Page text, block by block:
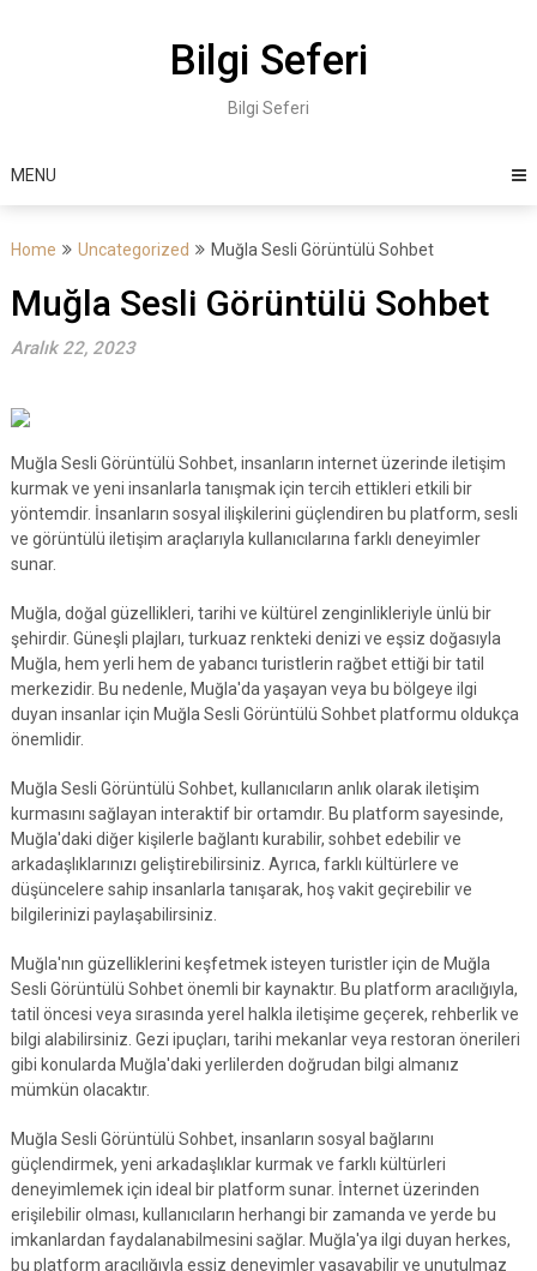
Bilgi Seferi
Bilgi Seferi
MENU
Home Uncategorized Muğla Sesli Görüntülü Sohbet
Muğla Sesli Görüntülü Sohbet
Aralık 22, 2023
Muğla Sesli Görüntülü Sohbet, insanların internet üzerinde iletişim
kurmak ve yeni insanlarla tanışmak için tercih ettikleri etkili bir
yöntemdir. İnsanların sosyal ilişkilerini güçlendiren bu platform, sesli
ve görüntülü iletişim araçlarıyla kullanıcılarına farklı deneyimler
sunar.
Muğla, doğal güzellikleri, tarihi ve kültürel zenginlikleriyle ünlü bir
şehirdir. Güneşli plajları, turkuaz renkteki denizi ve eşsiz doğasıyla
Muğla, hem yerli hem de yabancı turistlerin rağbet ettiği bir tatil
merkezidir. Bu nedenle, Muğla'da yaşayan veya bu bölgeye ilgi
duyan insanlar için Muğla Sesli Görüntülü Sohbet platformu oldukça
önemlidir.
Muğla Sesli Görüntülü Sohbet, kullanıcıların anlık olarak iletişim
kurmasını sağlayan interaktif bir ortamdır. Bu platform sayesinde,
Muğla'daki diğer kişilerle bağlantı kurabilir, sohbet edebilir ve
arkadaşlıklarınızı geliştirebilirsiniz. Ayrıca, farklı kültürlere ve
düşüncelere sahip insanlarla tanışarak, hoş vakit geçirebilir ve
bilgilerinizi paylaşabilirsiniz.
Muğla'nın güzelliklerini keşfetmek isteyen turistler için de Muğla
Sesli Görüntülü Sohbet önemli bir kaynaktır. Bu platform aracılığıyla,
tatil öncesi veya sırasında yerel halkla iletişime geçerek, rehberlik ve
bilgi alabilirsiniz. Gezi ipuçları, tarihi mekanlar veya restoran önerileri
gibi konularda Muğla'daki yerlilerden doğrudan bilgi almanız
mümkün olacaktır.
Muğla Sesli Görüntülü Sohbet, insanların sosyal bağlarını
güçlendirmek, yeni arkadaşlıklar kurmak ve farklı kültürleri
deneyimlemek için ideal bir platform sunar. İnternet üzerinden
erişilebilir olması, kullanıcıların herhangi bir zamanda ve yerde bu
imkanlardan faydalanabilmesini sağlar. Muğla'ya ilgi duyan herkes,
bu platform aracılığıyla eşsiz deneyimler yaşayabilir ve unutulmaz